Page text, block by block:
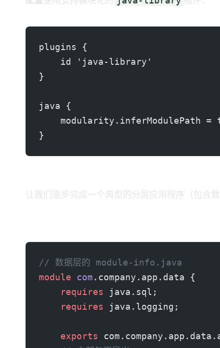
plugins {
    id 'java-library'
}
java {
modularity.inferModulePath =
}
让我们逐步完成一个典型的分层应用程序（包含数
// 数据层的 module-info.java
module com .company.app.data {
    requires
java.sql;
    requires
java.logging;
    exports